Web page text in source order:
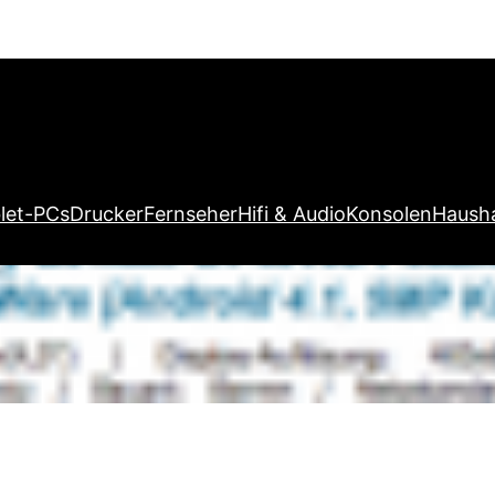
PCsDruckerFernseherHifi & AudioKonsolen